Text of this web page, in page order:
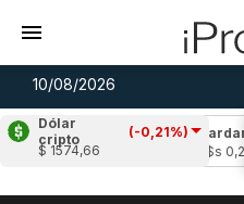
10/08/2026
Dólar
cripto
(-0,21%)
$ 1574,66
(-0,35%)
Cardano
u$s 0,20